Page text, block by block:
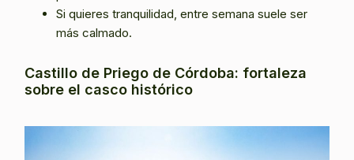
Si quieres tranquilidad, entre semana suele ser
más calmado.
Castillo de Priego de Córdoba: fortaleza
sobre el casco histórico